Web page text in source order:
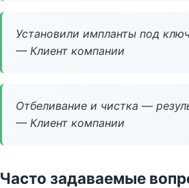
Установили импланты под
— Клиент компании
Отбеливание и чистка —
— Клиент компании
Часто задаваемые